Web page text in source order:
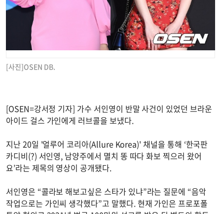
[사진]OSEN DB.
[OSEN=강서정 기자] 가수 서인영이 반말 사건이 있었던 브라운
아이드 걸스 가인에게 러브콜을 보냈다.
지난 20일 '얼루어 코리아(Allure Korea)' 채널을 통해 ‘한국판
카디비(?) 서인영, 남양주에서 멸치 똥 따다 화보 찍으러 왔어
요’라는 제목의 영상이 공개됐다.
서인영은 “콜라보 해보고싶은 스타가 있냐”라는 질문에 “음악
작업으로는 가인씨 생각했다”고 말했다. 현재 가인은 프로포폴